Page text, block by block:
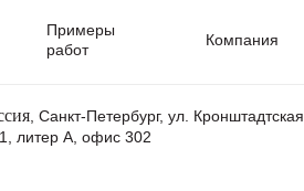
Примеры
работ
Компания
, Санкт-Петербург, ул. Кронштадтская,
литер А, офис 302